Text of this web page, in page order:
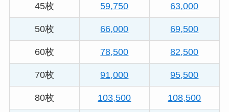
45枚 59,750 63,000
50枚 66,000 69,500
60枚 78,500 82,500
70枚 91,000 95,500
80枚 103,500 108,500